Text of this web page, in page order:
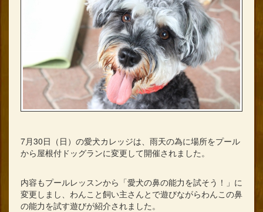
7月30日（日）の愛犬カレッジは、雨天の為に場所をプール
から屋根付ドッグランに変更して開催されました。
内容もプールレッスンから「愛犬の鼻の能力を試そう！」に
変更しまし、わんこと飼い主さんとで遊びながらわんこの鼻
の能力を試す遊びが紹介されました。